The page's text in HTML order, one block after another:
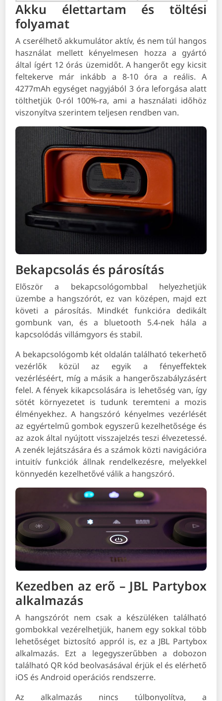
Akku élettartam és töltési
folyamat
A cserélhető akkumulátor aktív, és nem túl hangos
használat mellett kényelmesen hozza a gyártó
által ígért 12 órás üzemidőt. A hangerőt egy kicsit
feltekerve már inkább a 8-10 óra a reális. A
4277mAh egységet nagyjából 3 óra leforgása alatt
tölthetjük 0-ról 100%-ra, ami a használati időhöz
viszonyítva szerintem teljesen rendben van.
Bekapcsolás és párosítás
Először a bekapcsológombbal helyezhetjük
üzembe a hangszórót, ez van középen, majd ezt
követi a párosítás. Mindkét funkcióra dedikált
gombunk van, és a bluetooth 5.4-nek hála a
kapcsolódás villámgyors és stabil.
A bekapcsológomb két oldalán található tekerhető
vezérlők közül az egyik a fényeffektek
vezérléséért, míg a másik a hangerőszabályzásért
felel. A fények kikapcsolására is lehetőség van, így
sötét környezetet is tudunk teremteni a mozis
élményekhez. A hangszóró kényelmes vezérlését
az egyértelmű gombok egyszerű kezelhetősége és
az azok által nyújtott visszajelzés teszi élvezetessé.
A zenék lejátszására és a számok közti navigációra
intuitív funkciók állnak rendelkezésre, melyekkel
könnyedén kezelhetővé válik a hangszóró.
Kezedben az erő – JBL Partybox
alkalmazás
A hangszórót nem csak a készüléken található
gombokkal vezérelhetjük, hanem egy sokkal több
lehetőséget biztosító appról is, ez a JBL Partybox
alkalmazás. Ezt a legegyszerűbben a dobozon
található QR kód beolvasásával érjük el és elérhető
iOS és Android operációs rendszerre.
Az alkalmazás nincs túlbonyolítva, a